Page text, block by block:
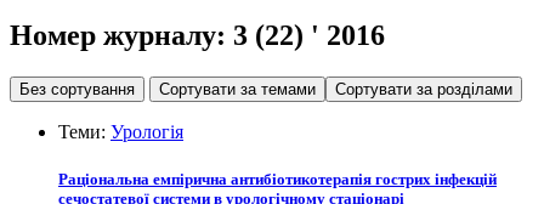
Номер журналу: 3 (22) ' 2016
Без сортування Сортувати за темами Сортувати за розділами
Теми: Урологія
Раціональна емпірична антибіотикотерапія гострих інфекцій
сечостатевої системи в урологічному стаціонарі